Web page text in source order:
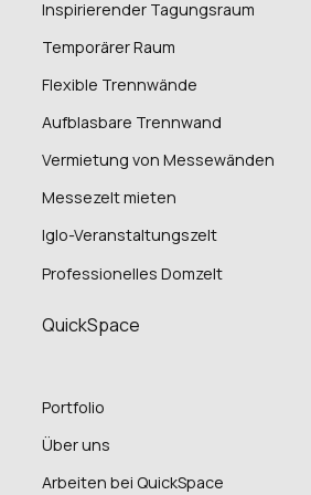
QuickSpace
Portfolio
Über uns
Arbeiten bei QuickSpace
Inspirierender Tagungsraum
Temporärer Raum
Flexible Trennwände
Aufblasbare Trennwand
Vermietung von Messewänden
Messezelt mieten
Iglo-Veranstaltungszelt
Professionelles Domzelt